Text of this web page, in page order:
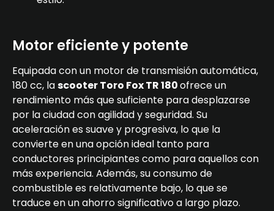
Motor eficiente y potente
Equipada con un motor de transmisión automática,
180 cc, lascooter Toro Fox TR 180ofrece un
rendimiento más que suficiente para desplazarse
por la ciudad con agilidad y seguridad. Su
aceleración es suave y progresiva, lo que la
convierte en una opción ideal tanto para
conductores principiantes como para aquellos con
más experiencia. Además, su consumo de
combustible es relativamente bajo, lo que se
traduce en un ahorro significativo a largo plazo.